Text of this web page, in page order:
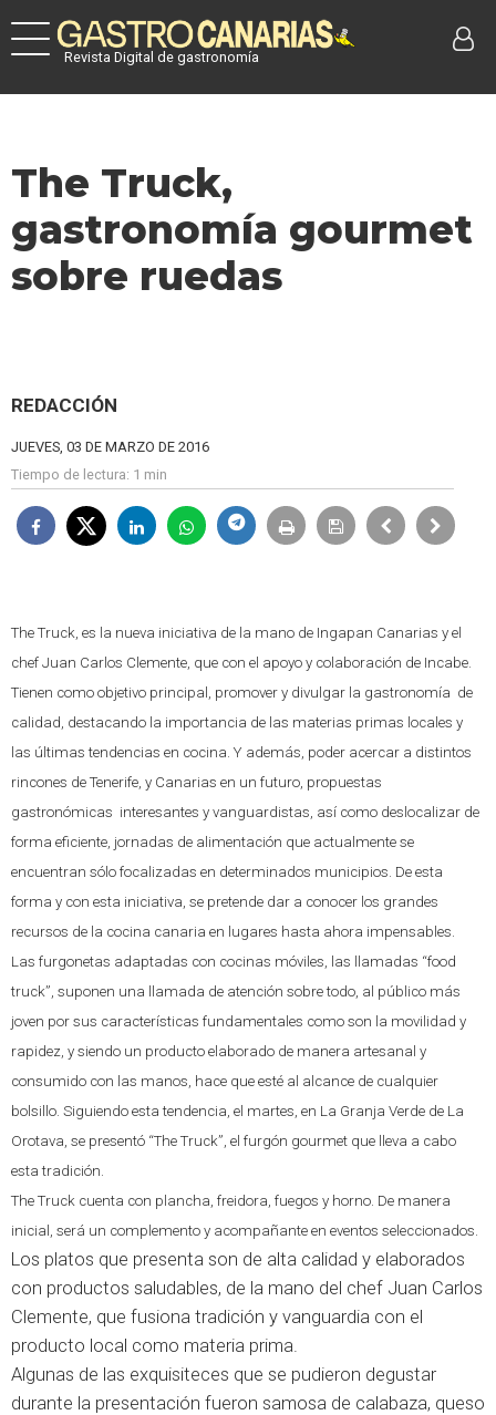
Revista Digital de gastronomía
The Truck,
gastronomía gourmet
sobre ruedas
REDACCIÓN
JUEVES, 03 DE MARZO DE 2016
Tiempo de lectura: 1 min
The Truck, es la nueva iniciativa de la mano de Ingapan Canarias y el
chef Juan Carlos Clemente, que con el apoyo y colaboración de Incabe.
Tienen como objetivo principal, promover y divulgar la gastronomía de
calidad, destacando la importancia de las materias primas locales y
las últimas tendencias en cocina. Y además, poder acercar a distintos
rincones de Tenerife, y Canarias en un futuro, propuestas
gastronómicas interesantes y vanguardistas, así como deslocalizar de
forma eficiente, jornadas de alimentación que actualmente se
encuentran sólo focalizadas en determinados municipios. De esta
forma y con esta iniciativa, se pretende dar a conocer los grandes
recursos de la cocina canaria en lugares hasta ahora impensables.
Las furgonetas adaptadas con cocinas móviles, las llamadas “food
truck”, suponen una llamada de atención sobre todo, al público más
joven por sus características fundamentales como son la movilidad y
rapidez, y siendo un producto elaborado de manera artesanal y
consumido con las manos, hace que esté al alcance de cualquier
bolsillo. Siguiendo esta tendencia, el martes, en La Granja Verde de La
Orotava, se presentó “The Truck”, el furgón gourmet que lleva a cabo
esta tradición.
The Truck cuenta con plancha, freidora, fuegos y horno. De manera
inicial, será un complemento y acompañante en eventos seleccionados.
Los platos que presenta son de alta calidad y elaborados
con productos saludables, de la mano del chef Juan Carlos
Clemente, que fusiona tradición y vanguardia con el
producto local como materia prima.
Algunas de las exquisiteces que se pudieron degustar
durante la presentación fueron samosa de calabaza, queso